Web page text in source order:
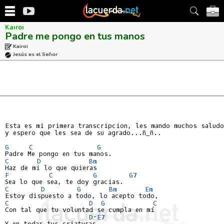
Kairoi
Padre me pongo en tus manos
Kairoi
Jesús es el Señor
Esta es mi primera transcripcion, les mando muchos
y espero que les sea de su agrado...ñ_ñ..
G
C
G
C
D
Bm
F
C G
G7
C
D G Bm
Em
C
D G
C
Con tal que tu voluntad se cumpla en mí
D-E7